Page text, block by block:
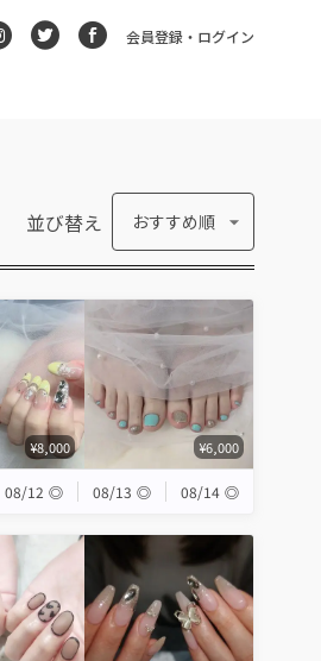
会員登録・ログイン
並び替え おすすめ順
¥8,000 ¥6,000
08/12 ◎ 08/13 ◎ 08/14 ◎